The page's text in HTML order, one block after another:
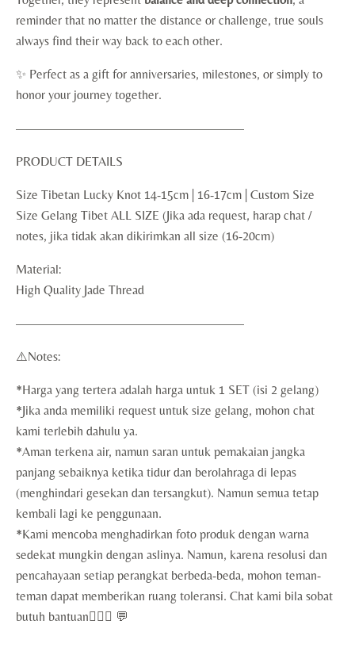
reminder that no matter the distance or challenge, true souls
always find their way back to each other.
✨ Perfect as a gift for anniversaries, milestones, or simply to
honor your journey together.
——————————————————
PRODUCT DETAILS
Size Tibetan Lucky Knot 14-15cm | 16-17cm | Custom Size
Size Gelang Tibet ALL SIZE (Jika ada request, harap chat /
notes, jika tidak akan dikirimkan all size (16-20cm)
Material:
High Quality Jade Thread
——————————————————
⚠️Notes:
*Harga yang tertera adalah harga untuk 1 SET (isi 2 gelang)
*Jika anda memiliki request untuk size gelang, mohon chat
kami terlebih dahulu ya.
*Aman terkena air, namun saran untuk pemakaian jangka
panjang sebaiknya ketika tidur dan berolahraga di lepas
(menghindari gesekan dan tersangkut). Namun semua tetap
kembali lagi ke penggunaan.
*Kami mencoba menghadirkan foto produk dengan warna
sedekat mungkin dengan aslinya. Namun, karena resolusi dan
pencahayaan setiap perangkat berbeda-beda, mohon teman-
teman dapat memberikan ruang toleransi. Chat kami bila sobat
butuh bantuan🙇🏻‍♀️ 💬